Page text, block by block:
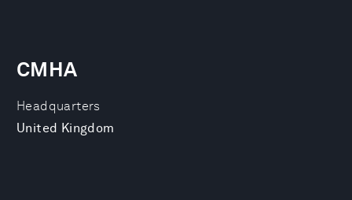
Headquarters
United Kingdom
CMHA